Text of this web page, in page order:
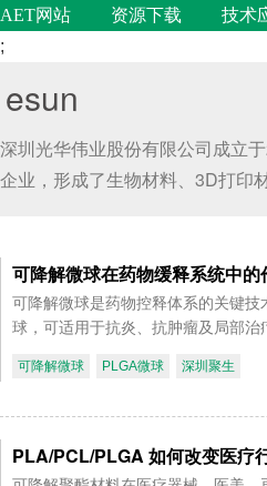
AET网站 资源下载 技术
;
esun
深圳光华伟业股份有限公司成立
企业，形成了生物材料、3D打印
可降解微球在药物缓释系统中的
可降解微球是药物控释体系的关键
球，可适用于抗炎、抗肿瘤及局部
可降解微球 PLGA微球 深圳聚生
PLA/PCL/PLGA 如何改变医疗